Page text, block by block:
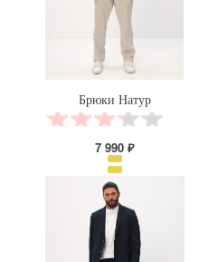
Брюки Натур
7 990 ₽